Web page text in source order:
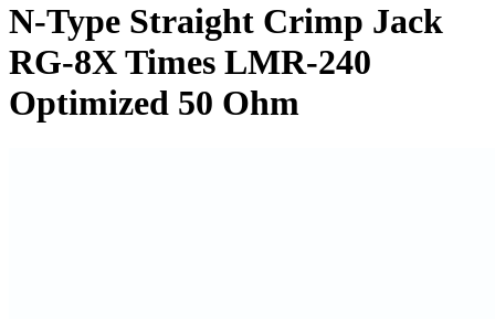
N-Type Straight Crimp Jack
RG-8X Times LMR-240
Optimized 50 Ohm